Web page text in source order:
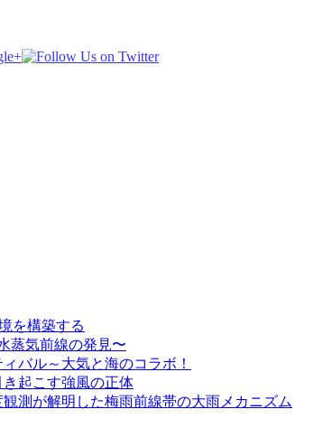
を構築する
蒸気前線の発見〜
バル～大気と海のコラボ！
き起こす強風の正体
測が解明した梅雨前線帯の大雨メカニズム